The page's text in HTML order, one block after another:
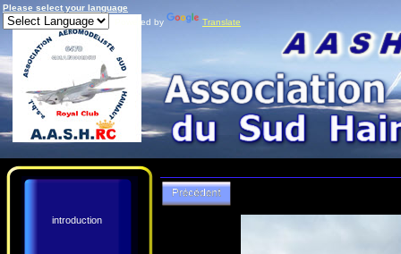
Please select your language
Powered by
Translate
introduction